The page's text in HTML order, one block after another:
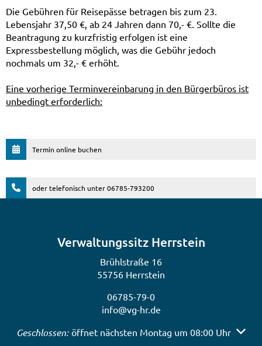
Die Gebühren für Reisepässe betragen bis zum 23.
Lebensjahr 37,50 €, ab 24 Jahren dann 70,- €. Sollte die
Beantragung zu kurzfristig erfolgen ist eine
Expressbestellung möglich, was die Gebühr jedoch
nochmals um 32,- € erhöht.
Eine vorherige Terminvereinbarung in den Bürgerbüros ist
unbedingt erforderlich:
Termin online buchen
oder telefonisch unter 06785-793200
Verwaltungssitz Herrstein
Brühlstraße 16
55756 Herrstein
06785-79-0
info@vg-hr.de
Klicken, um weitere Öffnungs- oder Schließzeiten
Geschlossen: öffnet nächsten Montag um 08:00 Uhr